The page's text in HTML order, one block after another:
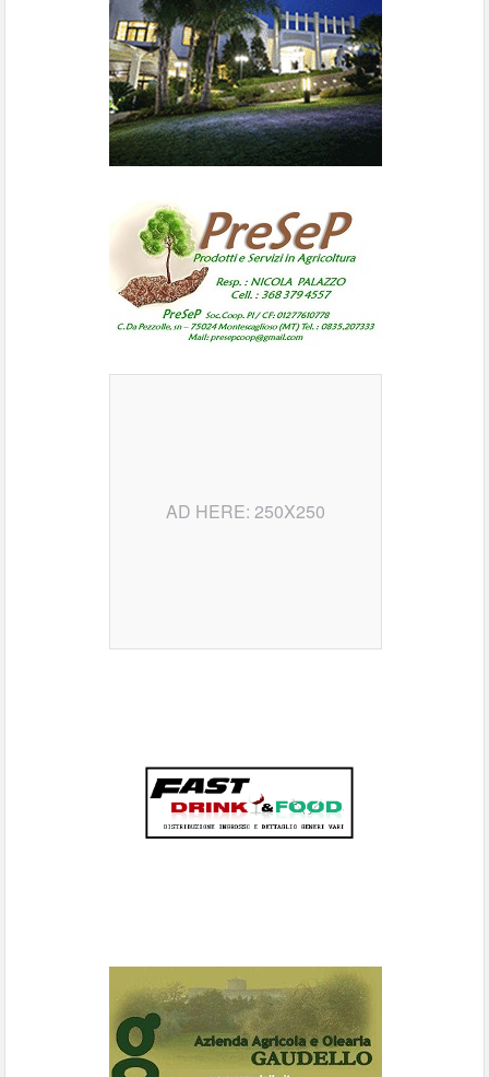
AD HERE: 250X250